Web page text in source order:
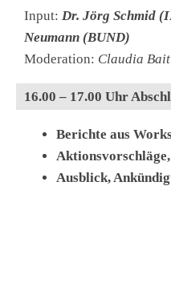
Input: Dr. Jörg Schmid
Neumann (BUND)
Moderation: Claudia
16.00 – 17.00 Uhr
Berichte aus
Ausblick,